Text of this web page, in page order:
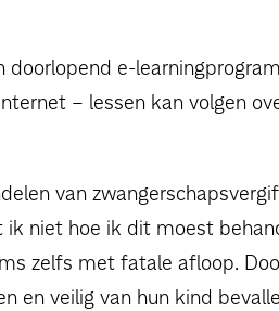
e-
– lessen kan volgen
van
niet hoe ik dit moest
zelfs met fatale afloop.
en veilig van hun kind